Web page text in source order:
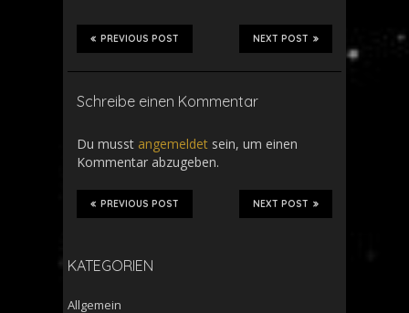
NEXT POST
PREVIOUS POST
Schreibe einen Kommentar
Du musst angemeldet sein, um einen
Kommentar abzugeben.
NEXT POST
PREVIOUS POST
KATEGORIEN
Allgemein